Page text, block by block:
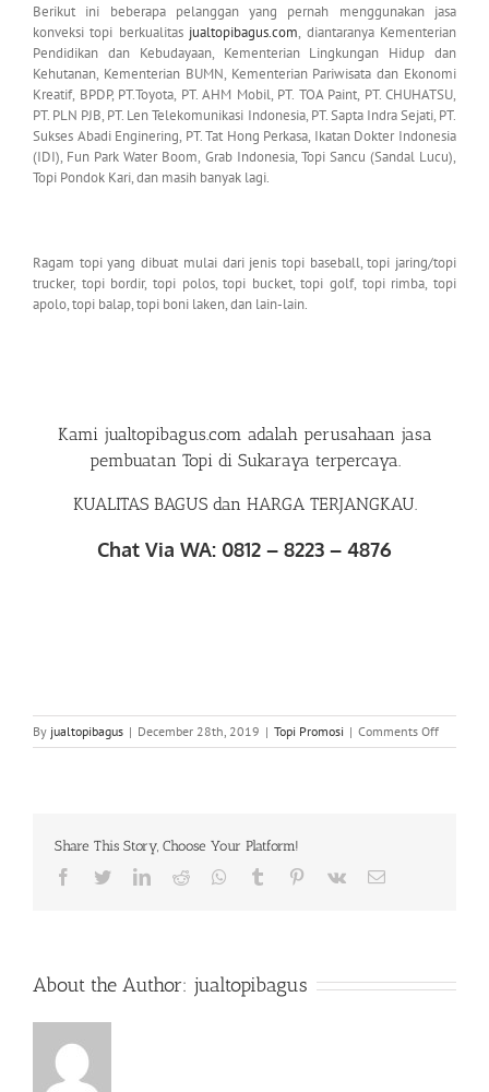
Berikut ini beberapa pelanggan yang pernah menggunakan jasa
konveksi topi berkualitas jualtopibagus.com, diantaranya Kementerian
Pendidikan dan Kebudayaan, Kementerian Lingkungan Hidup dan
Kehutanan, Kementerian BUMN, Kementerian Pariwisata dan Ekonomi
Kreatif, BPDP, PT.Toyota, PT. AHM Mobil, PT. TOA Paint, PT. CHUHATSU,
PT. PLN PJB, PT. Len Telekomunikasi Indonesia, PT. Sapta Indra Sejati, PT.
Sukses Abadi Enginering, PT. Tat Hong Perkasa, Ikatan Dokter Indonesia
(IDI), Fun Park Water Boom, Grab Indonesia, Topi Sancu (Sandal Lucu),
Topi Pondok Kari, dan masih banyak lagi.
Ragam topi yang dibuat mulai dari jenis topi baseball, topi jaring/topi
trucker, topi bordir, topi polos, topi bucket, topi golf, topi rimba, topi
apolo, topi balap, topi boni laken, dan lain-lain.
Kami jualtopibagus.com adalah perusahaan jasa
pembuatan Topi di Sukaraya terpercaya.
KUALITAS BAGUS dan HARGA TERJANGKAU.
Chat Via WA: 0812 – 8223 – 4876
By jualtopibagus | December 28th, 2019 | Topi Promosi | Comments Offon
Jasa
Share This Story, Choose Your Platform!
Facebook
TwitterLinkedIn
Reddit Whatsapp
Tumblr Pinterest
Vk Email
About the Author: jualtopibagus